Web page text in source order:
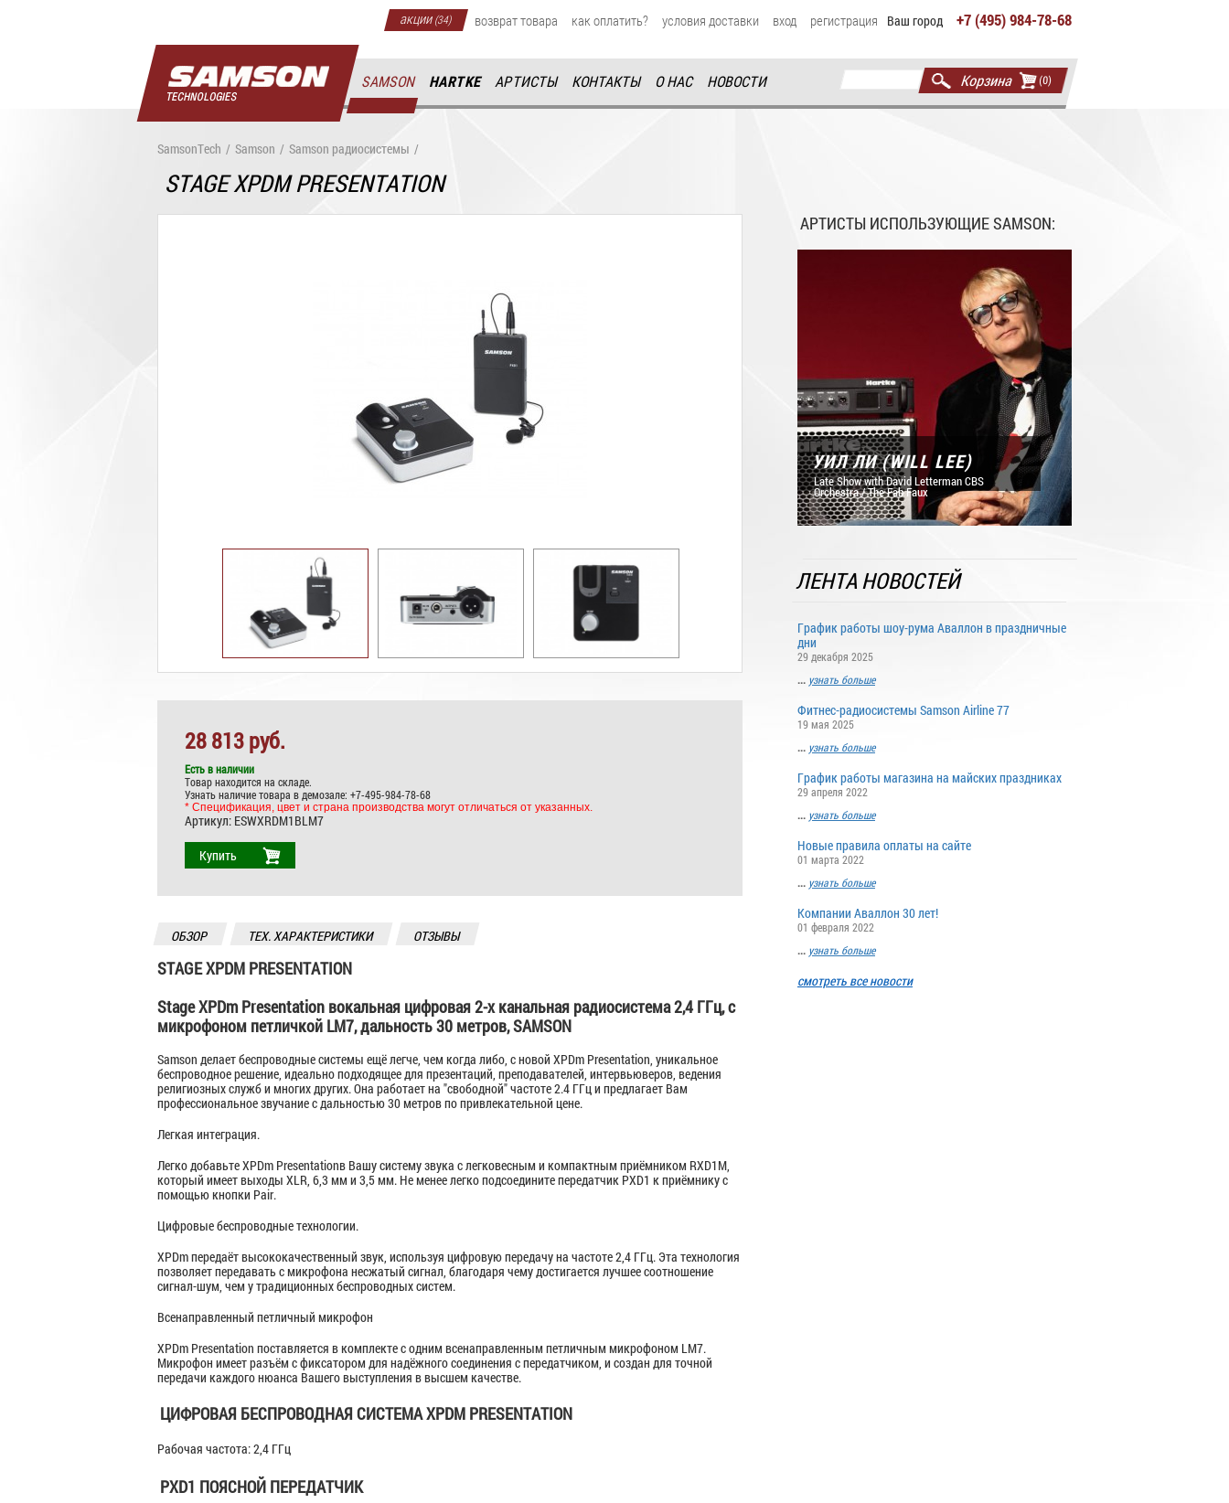
акции(34) возврат товара как оплатить? условия доставки вход регистрация Ваш город +7 (495) 984-78-68
SAMSON HARTKE АРТИСТЫ КОНТАКТЫ О НАС НОВОСТИ Корзина (0)
SamsonTech / Samson / Samson радиосистемы /
STAGE XPDM PRESENTATION
АРТИСТЫ ИСПОЛЬЗУЮЩИЕ SAMSON:
УИЛ ЛИ (WILL LEE)
Late Show with David Letterman CBS
Orchestra / The Fab Faux
ДЖИ АНЗАЛОНЕ (GEE
ЛЕНТА НОВОСТЕЙ
График работы шоу-рума Аваллон в праздничные
дни
29 декабря 2025
... узнать больше
Фитнес-радиосистемы Samson Airline 77
19 мая 2025
... узнать больше
График работы магазина на майских праздниках
29 апреля 2022
... узнать больше
Новые правила оплаты на сайте
01 марта 2022
... узнать больше
Компании Аваллон 30 лет!
01 февраля 2022
... узнать больше
смотреть все новости
28 813 руб.
Есть в наличии
Товар находится на складе.
Узнать наличие товара в демозале: +7-495-984-78-68
* Спецификация, цвет и страна производства могут отличаться от указанных.
Артикул: ESWXRDM1BLM7
Купить
ОБЗОР ТЕХ. ХАРАКТЕРИСТИКИ ОТЗЫВЫ
STAGE XPDM PRESENTATION
Stage XPDm Presentation вокальная цифровая 2-х канальная радиосистема 2,4 ГГц, с
микрофоном петличкой LM7, дальность 30 метров, SAMSON
Samson делает беспроводные системы ещё легче, чем когда либо, с новой XPDm Presentation, уникальное
беспроводное решение, идеально подходящее для презентаций, преподавателей, интервьюверов, ведения
религиозных служб и многих других. Она работает на "свободной" частоте 2.4 ГГц и предлагает Вам
профессиональное звучание с дальностью 30 метров по привлекательной цене.
Легкая интеграция.
Легко добавьте XPDm Presentationв Вашу систему звука с легковесным и компактным приёмником RXD1M,
который имеет выходы XLR, 6,3 мм и 3,5 мм. Не менее легко подсоедините передатчик PXD1 к приёмнику с
помощью кнопки Pair.
Цифровые беспроводные технологии.
XPDm передаёт высококачественный звук, используя цифровую передачу на частоте 2,4 ГГц. Эта технология
позволяет передавать с микрофона несжатый сигнал, благодаря чему достигается лучшее соотношение
сигнал-шум, чем у традиционных беспроводных систем.
Всенаправленный петличный микрофон
XPDm Presentation поставляется в комплекте с одним всенаправленным петличным микрофоном LM7.
Микрофон имеет разъём с фиксатором для надёжного соединения с передатчиком, и создан для точной
передачи каждого нюанса Вашего выступления в высшем качестве.
ЦИФРОВАЯ БЕСПРОВОДНАЯ СИСТЕМА XPDM PRESENTATION
Рабочая частота: 2,4 ГГц
PXD1 ПОЯСНОЙ ПЕРЕДАТЧИК